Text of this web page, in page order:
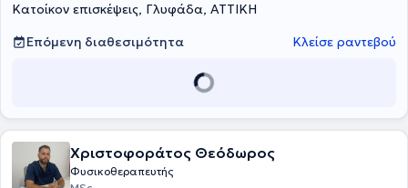
Κατοίκον επισκέψεις, Γλυφάδα, ΑΤΤΙΚΗ
Επόμενη διαθεσιμότητα
Κλείσε ραντεβού
Χριστοφοράτος Θεόδωρος
Φυσικοθεραπευτής